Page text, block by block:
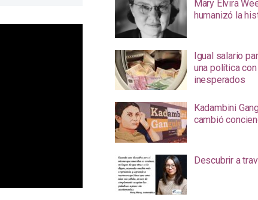
Mary Elvira
humanizó la
Igual salario
una política
inesperados
Kadambini
cambió
Descubrir a